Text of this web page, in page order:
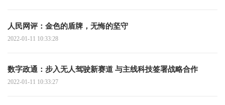
人民网评：金色的盾牌，无悔的坚守
2022-01-11 10:33:28
数字政通：步入无人驾驶新赛道 与主线科技签署战略合作
2022-01-11 10:33:27